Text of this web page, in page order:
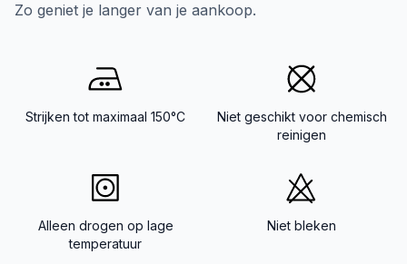
Zo geniet je langer van je aankoop.
Strijken tot maximaal 150°C
Niet geschikt voor chemisch
reinigen
Alleen drogen op lage
temperatuur
Niet bleken